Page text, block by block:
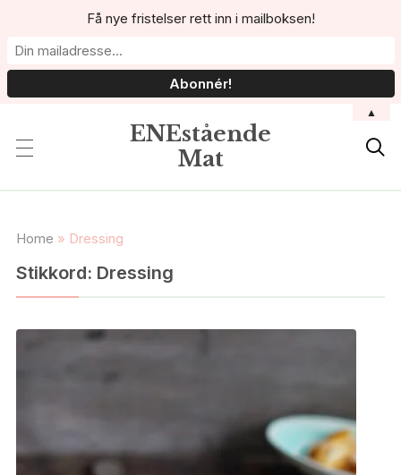
ENEstående
Mat

Home » Dressing
Stikkord: Dressing
Få nye fristelser rett inn i mailboksen!
▲